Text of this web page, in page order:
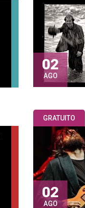
02
AGO
GRATUITO
02
AGO